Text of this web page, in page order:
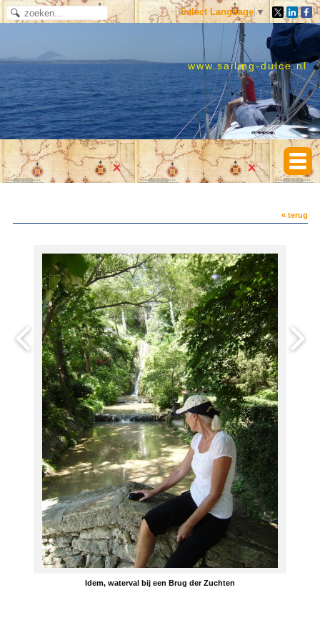
Select Language ▼
www.sailing-dulce.nl
« terug
Idem, waterval bij een Brug der Zuchten